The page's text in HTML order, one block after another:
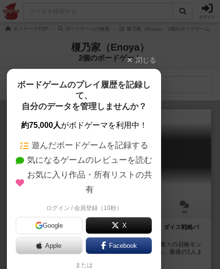
ログイン
ボドゲーマTOP ボードゲームの検索 榎乃家（Enoya） 2個のボードゲーム
榎乃家（Enoya）
2個のボードゲーム
検索メニュー
サマナーズタクティクス
Summoners’ Tactics
10～30分 4件
召喚士たちのバトルロワイヤル！運も味方に勝ち残れ！ダイス戦略バ
トルゲーム！
たった10分の激アツバトル！最強の召喚士は誰だ！？ 数々の召喚モン
スターを使い、相対する召喚士を次々と撃破していこう。最後の1人ま
閉じる
ボードゲームのプレイ履歴を記録し
て、
自分のデータを管理しませんか？
約75,000人がボドゲーマを利用中！
遊んだボードゲームを記録する
気になるゲームのレビューを読む
お気に入り作品・所有リストの共
有
ログイン / 会員登録（10秒）
Google X
Apple Facebook
または